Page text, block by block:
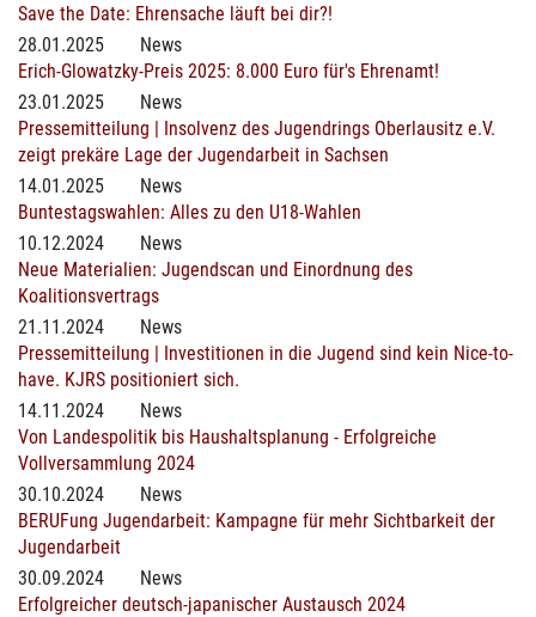
Save the Date: Ehrensache läuft bei dir?!
28.01.2025
News
Erich-Glowatzky-Preis 2025: 8.000 Euro für's Ehrenamt!
23.01.2025
News
Pressemitteilung | Insolvenz des Jugendrings Oberlausitz e.V.
zeigt prekäre Lage der Jugendarbeit in Sachsen
14.01.2025
News
Buntestagswahlen: Alles zu den U18-Wahlen
10.12.2024
News
Neue Materialien: Jugendscan und Einordnung des
Koalitionsvertrags
21.11.2024
News
Pressemitteilung | Investitionen in die Jugend sind kein Nice-to-
have. KJRS positioniert sich.
14.11.2024
News
Von Landespolitik bis Haushaltsplanung - Erfolgreiche
Vollversammlung 2024
30.10.2024
News
BERUFung Jugendarbeit: Kampagne für mehr Sichtbarkeit der
Jugendarbeit
30.09.2024
News
Erfolgreicher deutsch-japanischer Austausch 2024